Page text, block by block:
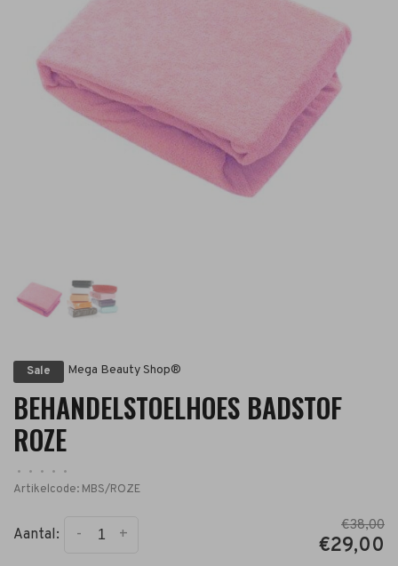
Sale Mega Beauty Shop®
BEHANDELSTOELHOES BADSTOF
ROZE
• • • •
•
Artikelcode: MBS/ROZE
Aantal: +
-
€38,00
€29,00